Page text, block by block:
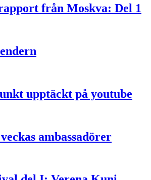
från Moskva: Del 1
upptäckt på youtube
ambassadörer